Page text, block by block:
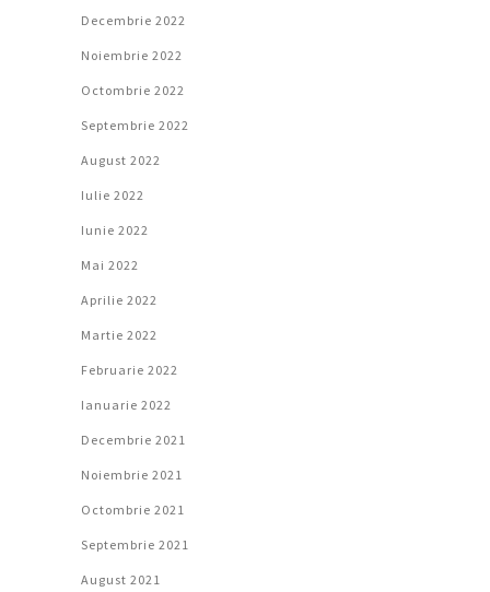
Decembrie 2022
Noiembrie 2022
Octombrie 2022
Septembrie 2022
August 2022
Iulie 2022
Iunie 2022
Mai 2022
Aprilie 2022
Martie 2022
Februarie 2022
Ianuarie 2022
Decembrie 2021
Noiembrie 2021
Octombrie 2021
Septembrie 2021
August 2021